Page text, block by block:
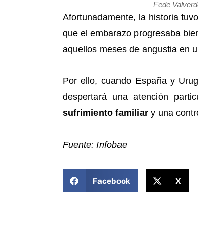
Fede
Afortunadamente, la historia
que el embarazo progresaba
aquellos meses de angustia en
Por ello, cuando España y
despertará una atención
sufrimiento familiar y una
Fuente: Infobae
Facebook X